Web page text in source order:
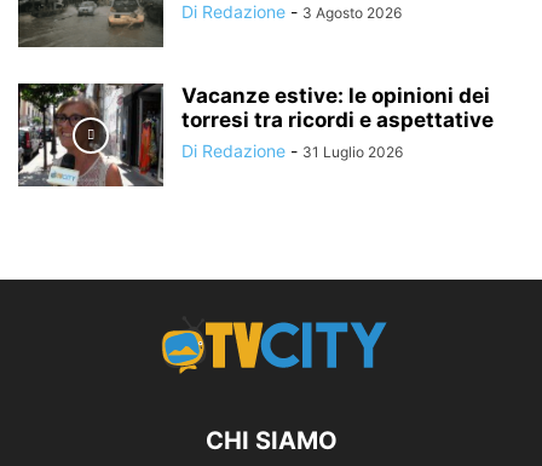
Di Redazione - 3 Agosto 2026
Vacanze estive: le opinioni dei
torresi tra ricordi e aspettative
Di Redazione - 31 Luglio 2026
CHI SIAMO